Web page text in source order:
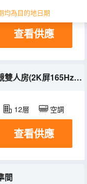
均為目的地日期
12層
查看供應
流浪月球電競雙人房(2K屏165Hz+CPUi711700k+顯卡RTX4060)
12層 空調
查看供應
間